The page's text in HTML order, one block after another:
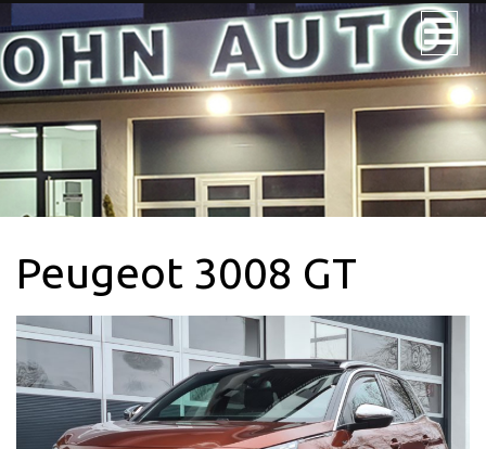
JOHN AUTO
NOS VÉHICULES
NOS UTILITAIRES
VÉHICULE 9PL.
LOCATION
CONTACTEZ-
NOUS + SERVICE
CARTE GRISE
QUI SOMMES-
Peugeot 3008 GT